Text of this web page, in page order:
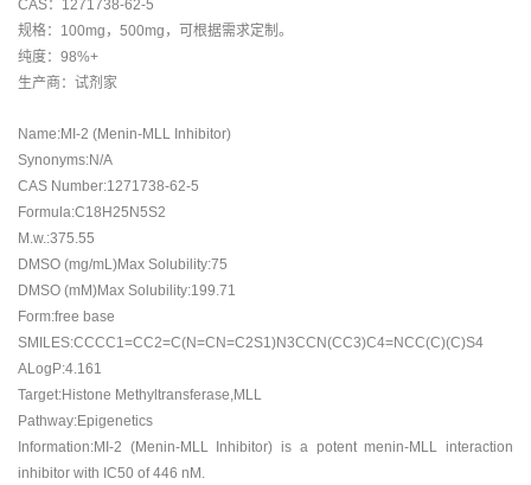
CAS：1271738-62-5
规格：100mg，500mg，可根据需求定制。
纯度：98%+
生产商：试剂家
Name:MI-2 (Menin-MLL Inhibitor)
Synonyms:N/A
CAS Number:1271738-62-5
Formula:C18H25N5S2
M.w.:375.55
DMSO (mg/mL)Max Solubility:75
DMSO (mM)Max Solubility:199.71
Form:free base
SMILES:CCCC1=CC2=C(N=CN=C2S1)N3CCN(CC3)C4=NCC(C)(C)S4
ALogP:4.161
Target:Histone Methyltransferase,MLL
Pathway:Epigenetics
Information:MI-2 (Menin-MLL Inhibitor) is a potent menin-MLL interaction
inhibitor with IC50 of 446 nM.